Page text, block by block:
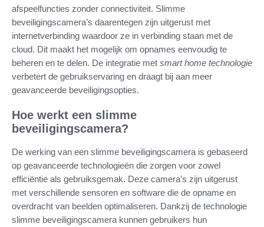
afspeelfuncties zonder connectiviteit. Slimme
beveiligingscamera’s daarentegen zijn uitgerust met
internetverbinding waardoor ze in verbinding staan met de
cloud. Dit maakt het mogelijk om opnames eenvoudig te
beheren en te delen. De integratie met smart home technologie
verbetert de gebruikservaring en draagt bij aan meer
geavanceerde beveiligingsopties.
Hoe werkt een slimme
beveiligingscamera?
De werking van een slimme beveiligingscamera is gebaseerd
op geavanceerde technologieën die zorgen voor zowel
efficiëntie als gebruiksgemak. Deze camera’s zijn uitgerust
met verschillende sensoren en software die de opname en
overdracht van beelden optimaliseren. Dankzij de technologie
slimme beveiligingscamera kunnen gebruikers hun